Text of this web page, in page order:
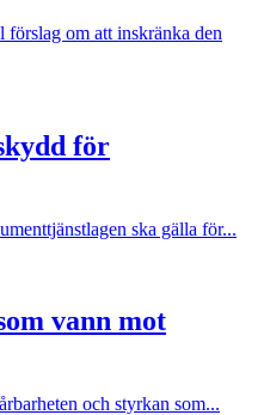
om att inskränka den
för
ska gälla för...
vann mot
och styrkan som...